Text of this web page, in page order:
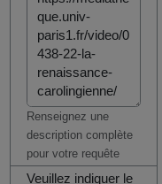
Renseignez une
description complète
pour votre requête
Veuillez indiquer le